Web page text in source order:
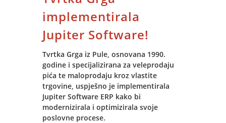
Sudjelovanje na Eco City Waste Festu za
nas u SPIN-u predstavlja još jedan
korak prema odgovornom i održivom
poslovanju, te podršci inicijativama koje
konkretno pridonose boljitku zajednice
i okoliša.
implementirala
Jupiter Software!
Tvrtka Grga iz Pule, osnovana 1990.
godine i specijalizirana za veleprodaju
pića te maloprodaju kroz vlastite
trgovine, uspješno je implementirala
Jupiter Software ERP kako bi
modernizirala i optimizirala svoje
poslovne procese.